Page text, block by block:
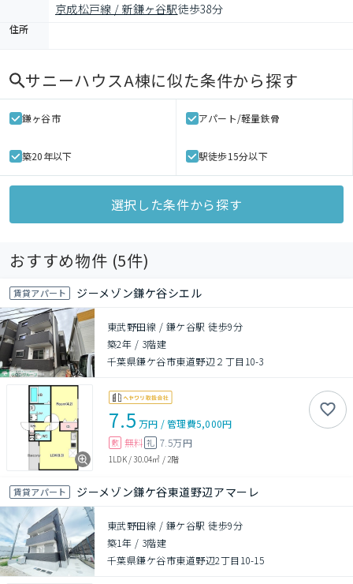
京成松戸線 / 新鎌ヶ谷駅徒歩38分
住所
サニーハウスA棟に似た条件から探す
鎌ヶ谷市 アパート/軽量鉄骨
築20年以下 駅徒歩15分以下
選択した条件から探す
おすすめ物件 (5件)
賃貸アパート ジーメゾン鎌ケ谷シエル
東武野田線 / 鎌ケ谷駅 徒歩9分
築2年 / 3階建
千葉県鎌ケ谷市東道野辺２丁目10-3
7.5 万円 /管理費5,000円
敷 無料 礼 7.5万円
1LDK/30.04㎡ /2階
賃貸アパート ジーメゾン鎌ケ谷東道野辺アマーレ
東武野田線 / 鎌ケ谷駅 徒歩9分
築1年 / 3階建
千葉県鎌ケ谷市東道野辺2丁目10-15